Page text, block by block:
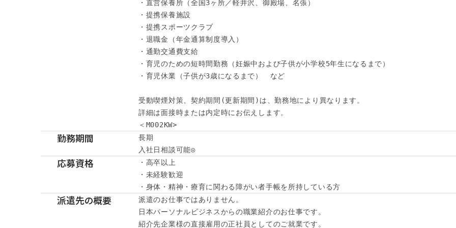
・直営保養所（全国3ヶ所／軽井沢、御殿場、名張）
・提携保養施設
・提携スポーツクラブ
・退職金（年金通算制度導入）
・通勤交通費支給
・育児のための短時間勤務（妊娠中および子供が小学校5年生になるまで）
・育児休業（子供が3歳になるまで）　など
受動喫煙対策、契約期間(更新期間)は、勤務地により異なります。
詳細は面接時または内定時にお伝えします。
＜M002KW>
勤務期間
長期
入社日相談可能◎
応募資格
・高卒以上
・未経験歓迎
・身体・精神・療育に関わる障がい者手帳を所持している方
派遣先の概要
派遣のお仕事ではありません。
日本パーソナルビジネスからの職業紹介のお仕事です。
紹介先企業様の直接雇用の正社員としてのご就業です。